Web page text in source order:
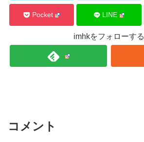
Pocket LINE
imhkをフォローする
コメント